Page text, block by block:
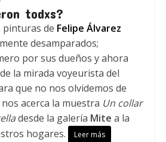
todxs?
pinturas de Felipe Álvarez
desamparados;
por sus dueños y ahora
la mirada voyeurista del
que no nos olvidemos de
acerca la muestra Un collar
desde la galería Mite a la
hogares.
Leer más